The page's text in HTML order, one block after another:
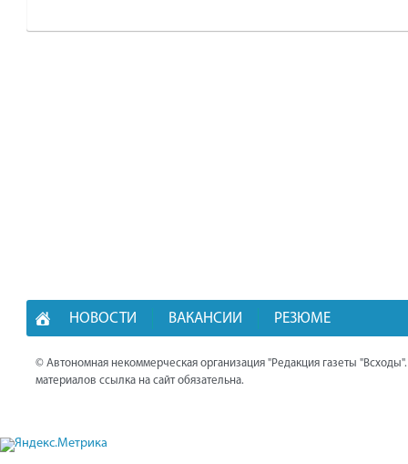
НОВОСТИ ВАКАНСИИ РЕЗЮМЕ
© Автономная некоммерческая организация "Редакция газеты
материалов ссылка на сайт обязательна.